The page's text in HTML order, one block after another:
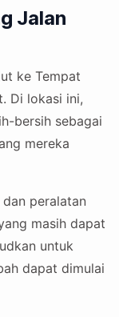
Jalan
ke Tempat
Di lokasi ini,
bersih sebagai
mereka
peralatan
masih dapat
untuk
dapat dimulai